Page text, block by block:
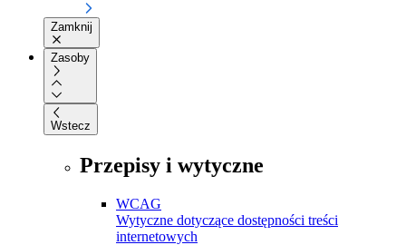
Zamknij
Zasoby
Wstecz
Przepisy i wytyczne
WCAG
Wytyczne dotyczące dostępności treści
internetowych